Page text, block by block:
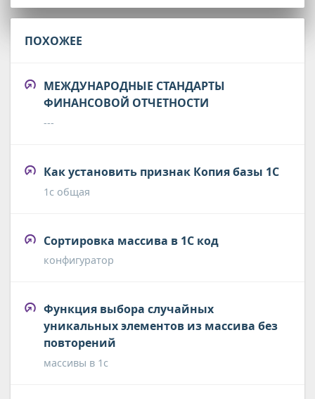
ПОХОЖЕЕ
МЕЖДУНАРОДНЫЕ СТАНДАРТЫ
ФИНАНСОВОЙ ОТЧЕТНОСТИ
---
Как установить признак Копия базы 1С
1с общая
Сортировка массива в 1С код
конфигуратор
Функция выбора случайных
уникальных элементов из массива без
повторений
массивы в 1с